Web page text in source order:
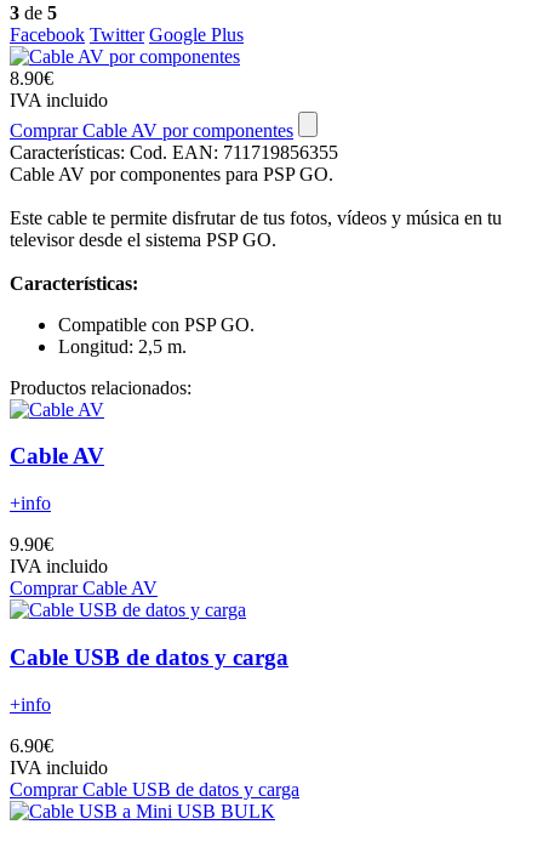
3 de 5
Facebook Twitter Google Plus
8.90€
IVA incluido
Comprar Cable AV por componentes
Características: Cod. EAN: 711719856355
Cable AV por componentes para PSP GO.
Este cable te permite disfrutar de tus fotos, vídeos y música en tu
televisor desde el sistema PSP GO.
Características:
Compatible con PSP GO.
Longitud: 2,5 m.
Productos relacionados:
Cable AV
+info
9.90€
IVA incluido
Comprar Cable AV
Cable USB de datos y carga
+info
6.90€
IVA incluido
Comprar Cable USB de datos y carga